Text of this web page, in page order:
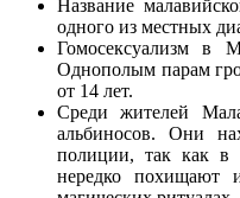
Название
одного из местных
Гомосексуализм в
Однополым парам
от 14 лет.
Среди жителей
альбиносов. Они
полиции, так как в
нередко похищают